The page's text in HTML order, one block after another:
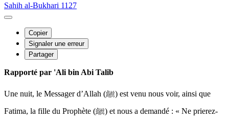
Sahih al-Bukhari 1127
Copier
Signaler une erreur
Partager
Rapporté par 'Ali bin Abi Talib
Une nuit, le Messager d’Allah (ﷺ) est venu nous voir, ainsi que
Fatima, la fille du Prophète (ﷺ) et nous a demandé : « Ne prierez-